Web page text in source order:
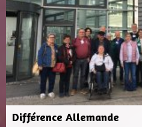
Différence Allemande